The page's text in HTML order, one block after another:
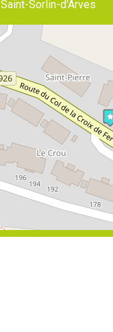
Saint-Sorlin-d'Arves